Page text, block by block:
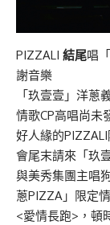
PIZZALI 結尾唱
謝音樂
「玖壹壹」洋蔥
情歌CP高唱尚未
好人緣的
會尾末請來「玖
與美秀集團主唱
蔥PIZZA」限定
<愛情長跑>，頓